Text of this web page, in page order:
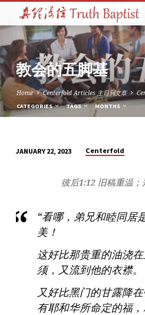
教会的五脚基
Home Centerfold Articles 主日刊文章
CATEGORIES TAGS MONTHS
五
脚
JANUARY 22, 2023 Centerfold
彼后1:12 旧稿重温
“看哪，弟兄和睦同居
美！
这好比那贵重的油浇
须，又流到他的衣襟。
又好比黑门的甘露降
有耶和华所命定的福